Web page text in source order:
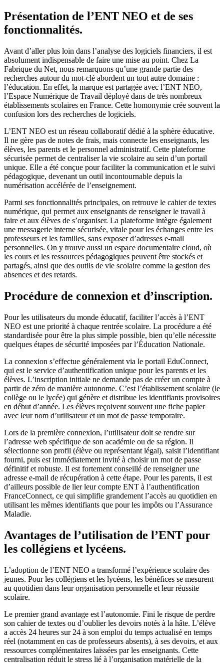
Présentation de l’ENT NEO et de ses
fonctionnalités.
Avant d’aller plus loin dans l’analyse des logiciels financiers, il est
absolument indispensable de faire une mise au point. Chez La
Fabrique du Net, nous remarquons qu’une grande partie des
recherches autour du mot-clé abordent un tout autre domaine :
l’éducation. En effet, la marque est partagée avec l’ENT NEO,
l’Espace Numérique de Travail déployé dans de très nombreux
établissements scolaires en France. Cette homonymie crée souvent la
confusion lors des recherches de logiciels.
L’ENT NEO est un réseau collaboratif dédié à la sphère éducative.
Il ne gère pas de notes de frais, mais connecte les enseignants, les
élèves, les parents et le personnel administratif. Cette plateforme
sécurisée permet de centraliser la vie scolaire au sein d’un portail
unique. Elle a été conçue pour faciliter la communication et le suivi
pédagogique, devenant un outil incontournable depuis la
numérisation accélérée de l’enseignement.
Parmi ses fonctionnalités principales, on retrouve le cahier de textes
numérique, qui permet aux enseignants de renseigner le travail à
faire et aux élèves de s’organiser. La plateforme intègre également
une messagerie interne sécurisée, vitale pour les échanges entre les
professeurs et les familles, sans exposer d’adresses e-mail
personnelles. On y trouve aussi un espace documentaire cloud, où
les cours et les ressources pédagogiques peuvent être stockés et
partagés, ainsi que des outils de vie scolaire comme la gestion des
absences et des retards.
Procédure de connexion et d’inscription.
Pour les utilisateurs du monde éducatif, faciliter l’accès à l’ENT
NEO est une priorité à chaque rentrée scolaire. La procédure a été
standardisée pour être la plus simple possible, bien qu’elle nécessite
quelques étapes de sécurité imposées par l’Éducation Nationale.
La connexion s’effectue généralement via le portail EduConnect,
qui est le service d’authentification unique pour les parents et les
élèves. L’inscription initiale ne demande pas de créer un compte à
partir de zéro de manière autonome. C’est l’établissement scolaire (le
collège ou le lycée) qui génère et distribue les identifiants provisoires
en début d’année. Les élèves reçoivent souvent une fiche papier
avec leur nom d’utilisateur et un mot de passe temporaire.
Lors de la première connexion, l’utilisateur doit se rendre sur
l’adresse web spécifique de son académie ou de sa région. Il
sélectionne son profil (élève ou représentant légal), saisit l’identifiant
fourni, puis est immédiatement invité à choisir un mot de passe
définitif et robuste. Il est fortement conseillé de renseigner une
adresse e-mail de récupération à cette étape. Pour les parents, il est
d’ailleurs possible de lier leur compte ENT à l’authentification
FranceConnect, ce qui simplifie grandement l’accès au quotidien en
utilisant les mêmes identifiants que pour les impôts ou l’Assurance
Maladie.
Avantages de l’utilisation de l’ENT pour
les collégiens et lycéens.
L’adoption de l’ENT NEO a transformé l’expérience scolaire des
jeunes. Pour les collégiens et les lycéens, les bénéfices se mesurent
au quotidien dans leur organisation personnelle et leur réussite
scolaire.
Le premier grand avantage est l’autonomie. Fini le risque de perdre
son cahier de textes ou d’oublier les devoirs notés à la hâte. L’élève
a accès 24 heures sur 24 à son emploi du temps actualisé en temps
réel (notamment en cas de professeurs absents), à ses devoirs, et aux
ressources complémentaires laissées par les enseignants. Cette
centralisation réduit le stress lié à l’organisation matérielle de la